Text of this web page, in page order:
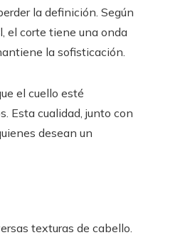
la definición. Según
el corte tiene una onda
la sofisticación.
el cuello esté
Esta cualidad, junto con
desean un
texturas de cabello.